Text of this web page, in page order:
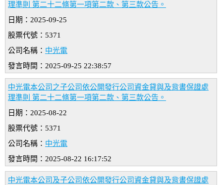
理準則 第二十二條第一項第二款、第三款公告。
日期：2025-09-25
股票代號：5371
公司名稱： 中光電
發言時間：2025-09-25 22:38:57
中光電本公司之子公司依公開發行公司資金貸與及背書保證處
理準則 第二十二條第一項第二款、第三款公告。
日期：2025-08-22
股票代號：5371
公司名稱： 中光電
發言時間：2025-08-22 16:17:52
中光電本公司及子公司依公開發行公司資金貸與及背書保證處